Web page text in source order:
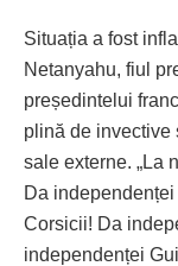
Situația a fost
Netanyahu, fiul
președintelui
plină de invective
sale externe. „La
Da
Corsicii! Da
independenței